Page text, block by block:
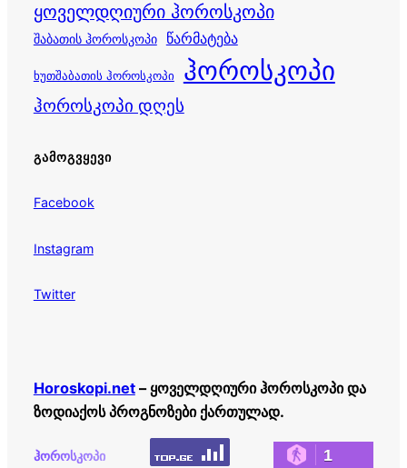
ყოველდღიური ჰოროსკოპი
შაბათის ჰოროსკოპი წარმატება
ხუთშაბათის ჰოროსკოპი ჰოროსკოპი
ჰოროსკოპი დღეს
ᲒᲐᲛᲝᲒᲕᲧᲔᲕᲘ
Facebook
Instagram
Twitter
Horoskopi.net– ყოველდღიური ჰოროსკოპი და
ზოდიაქოს პროგნოზები ქართულად.
ჰოროსკოპი 1